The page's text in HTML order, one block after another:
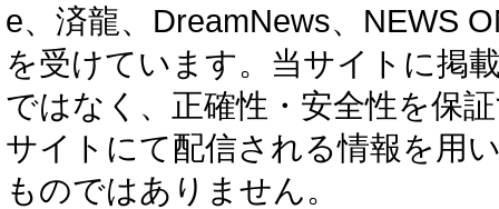
e、済龍、DreamNews、NEWS
を受けています。当サイトに掲
ではなく、正確性・安全性を保
サイトにて配信される情報を用
ものではありません。